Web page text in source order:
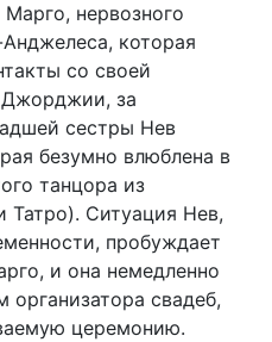
Марго, нервозного
которая
со своей
за
сестры Нев
безумно влюблена в
танцора из
Ситуация Нев,
пробуждает
и она немедленно
свадеб,
церемонию.